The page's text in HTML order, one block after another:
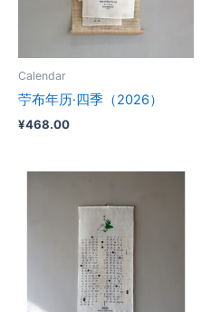
Calendar
苧布年历·四季（2026）
¥468.00